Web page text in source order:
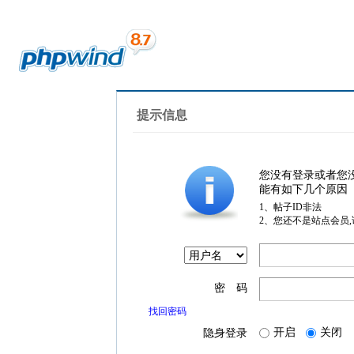
提示信息
您没有登录或者您
能有如下几个原因
1、帖子ID非法
2、您还不是站点会员
密 码
找回密码
隐身登录 开启 关闭